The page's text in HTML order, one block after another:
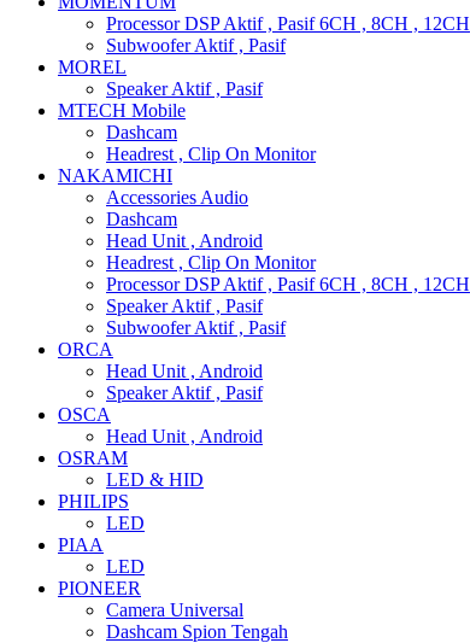
Processor DSP Aktif , Pasif 6CH , 8CH , 12CH
Subwoofer Aktif , Pasif
MOREL
Speaker Aktif , Pasif
MTECH Mobile
Dashcam
Headrest , Clip On Monitor
NAKAMICHI
Accessories Audio
Dashcam
Head Unit , Android
Headrest , Clip On Monitor
Processor DSP Aktif , Pasif 6CH , 8CH , 12CH
Speaker Aktif , Pasif
Subwoofer Aktif , Pasif
ORCA
Head Unit , Android
Speaker Aktif , Pasif
OSCA
Head Unit , Android
OSRAM
LED & HID
PHILIPS
LED
PIAA
LED
PIONEER
Camera Universal
Dashcam Spion Tengah